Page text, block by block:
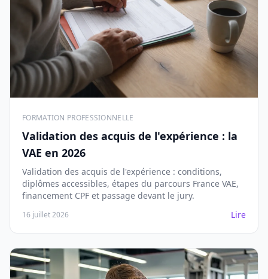
FORMATION PROFESSIONNELLE
Validation des acquis de l'expérience : la
VAE en 2026
Validation des acquis de l'expérience : conditions,
diplômes accessibles, étapes du parcours France VAE,
financement CPF et passage devant le jury.
16 juillet 2026 Lire